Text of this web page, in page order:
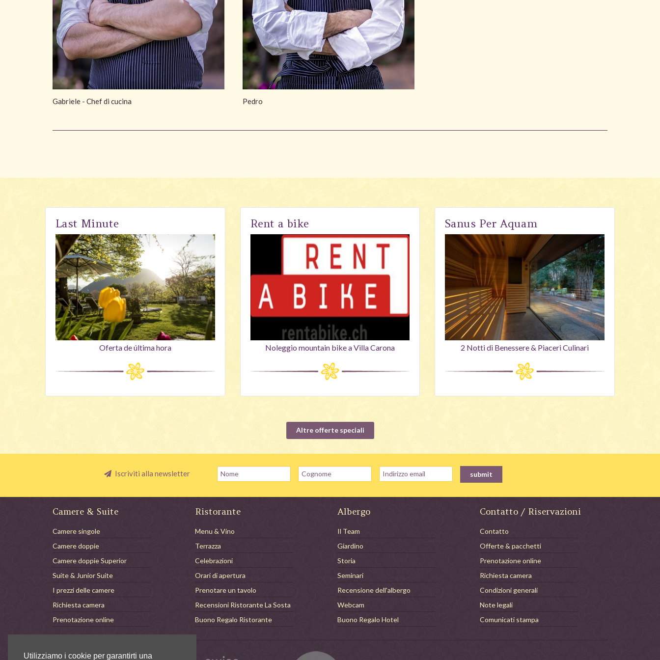
Utilizziamo i cookie per garantirti una
Gabriele - Chef di cucina Pedro
Last Minute
Oferta de última hora
Rent a bike
Noleggio mountain bike a Villa Carona
Sanus Per Aquam
2 Notti di Benessere & Piaceri Culinari
Altre offerte speciali
Iscriviti alla newsletter
Camere & Suite
Camere singole
Camere doppie
Camere doppie Superior
Suite & Junior Suite
I prezzi delle camere
Richiesta camera
Prenotazione online
Ristorante
Menu & Vino
Terrazza
Celebrazioni
Orari di apertura
Prenotare un tavolo
Recensioni Ristorante La Sosta
Buono Regalo Ristorante
Albergo
Il Team
Giardino
Storia
Seminari
Recensione dell'albergo
Webcam
Buono Regalo Hotel
Contatto / Riservazioni
Contatto
Offerte & pacchetti
Prenotazione online
Richiesta camera
Condizioni generali
Note legali
Comunicati stampa
Hotel Villa Carona